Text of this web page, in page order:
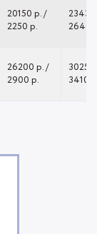
20150 р. /
2250 р.
23430
2640
26200 р. /
2900 р.
30250
3410